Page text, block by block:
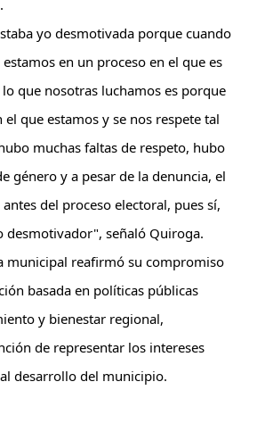
yo desmotivada porque cuando
en un proceso en el que es
que nosotras luchamos es porque
que estamos y se nos respete tal
muchas faltas de respeto, hubo
género y a pesar de la denuncia, el
del proceso electoral, pues sí,
desmotivador", señaló Quiroga.
municipal reafirmó su compromiso
basada en políticas públicas
y bienestar regional,
de representar los intereses
desarrollo del municipio.